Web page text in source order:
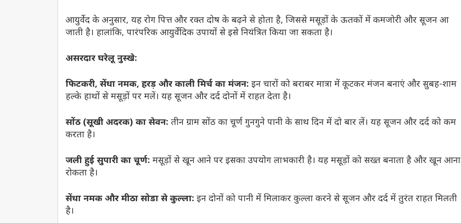
आयुर्वेद के अनुसार, यह रोग पित्त और रक्त दोष के बढ़ने से होता है, जिससे मसूड़ों के ऊतकों में कमजोरी और सूजन आ
जाती है। हालांकि, पारंपरिक आयुर्वेदिक उपायों से इसे नियंत्रित किया जा सकता है।
असरदार घरेलू नुस्खे:
फिटकरी, सेंधा नमक, हरड़ और काली मिर्च का मंजन: इन चारों को बराबर मात्रा में कूटकर मंजन बनाएं और सुबह-शाम
हल्के हाथों से मसूड़ों पर मलें। यह सूजन और दर्द दोनों में राहत देता है।
सोंठ (सूखी अदरक) का सेवन: तीन ग्राम सोंठ का चूर्ण गुनगुने पानी के साथ दिन में दो बार लें। यह सूजन और दर्द को कम
करता है।
जली हुई सुपारी का चूर्ण: मसूड़ों से खून आने पर इसका उपयोग लाभकारी है। यह मसूड़ों को सख्त बनाता है और खून आना
रोकता है।
सेंधा नमक और मीठा सोडा से कुल्ला: इन दोनों को पानी में मिलाकर कुल्ला करने से सूजन और दर्द में तुरंत राहत मिलती
है।